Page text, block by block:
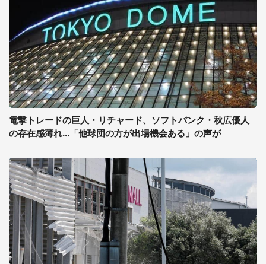
電撃トレードの巨人・リチャード、ソフトバンク・秋広優人
の存在感薄れ...「他球団の方が出場機会ある」の声が